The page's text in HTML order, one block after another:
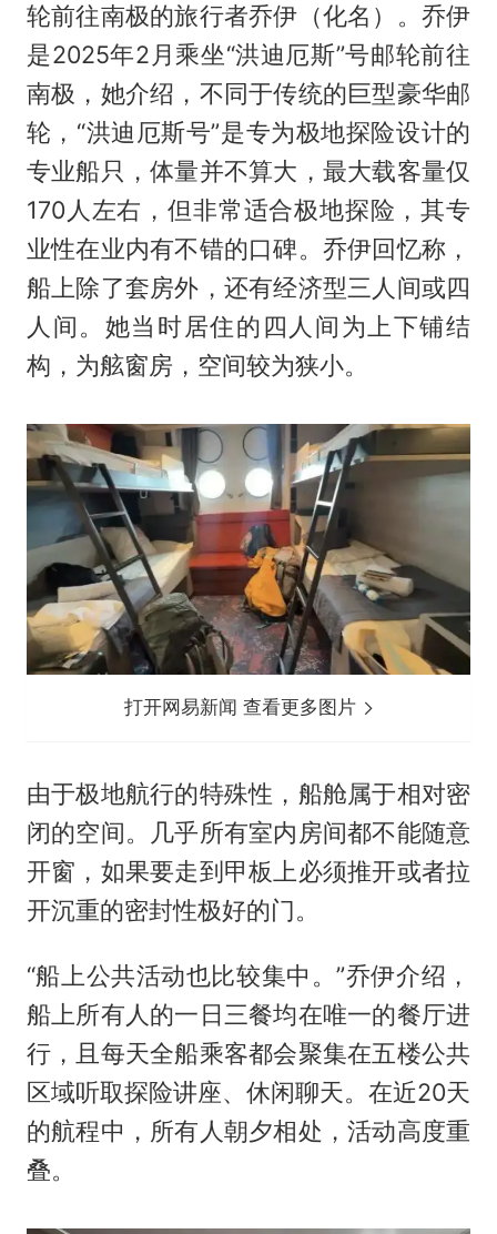
轮前往南极的旅行者乔伊（化名）。乔伊
是2025年2月乘坐“洪迪厄斯”号邮轮前往
南极，她介绍，不同于传统的巨型豪华邮
轮，“洪迪厄斯号”是专为极地探险设计的
专业船只，体量并不算大，最大载客量仅
170人左右，但非常适合极地探险，其专
业性在业内有不错的口碑。乔伊回忆称，
船上除了套房外，还有经济型三人间或四
人间。她当时居住的四人间为上下铺结
构，为舷窗房，空间较为狭小。
打开网易新闻 查看更多图片
由于极地航行的特殊性，船舱属于相对密
闭的空间。几乎所有室内房间都不能随意
开窗，如果要走到甲板上必须推开或者拉
开沉重的密封性极好的门。
“船上公共活动也比较集中。”乔伊介绍，
船上所有人的一日三餐均在唯一的餐厅进
行，且每天全船乘客都会聚集在五楼公共
区域听取探险讲座、休闲聊天。在近20天
的航程中，所有人朝夕相处，活动高度重
叠。